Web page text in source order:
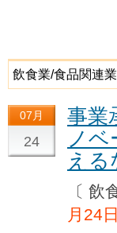
飲食業/食品関連
07月
24
事業
ノ
える
〔
月24日